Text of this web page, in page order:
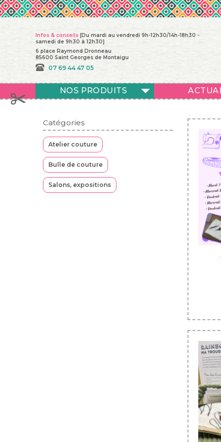
Infos & conseils [Du mardi au vendredi 9h-12h30/14h-18h30 -
samedi de 9h30 à 12h30]
6 place Raymond Dronneau
85600 Saint Georges de Montaigu
07 69 44 47 05
NOS PRODUITS
Catégories
Atelier couture
Bulle de couture
Salons, expositions